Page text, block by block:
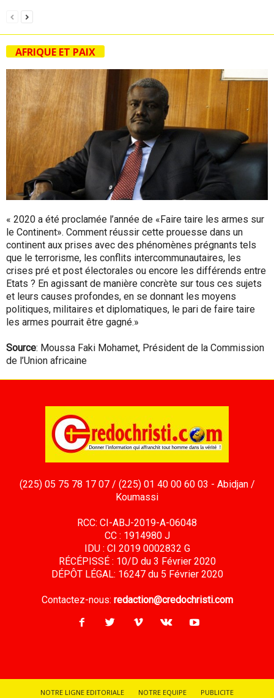
AFRIQUE ET PAIX
« 2020 a été proclamée l’année de «Faire taire les armes sur
le Continent». Comment réussir cette prouesse dans un
continent aux prises avec des phénomènes prégnants tels
que le terrorisme, les conflits intercommunautaires, les
crises pré et post électorales ou encore les différends entre
Etats ? En agissant de manière concrète sur tous ces sujets
et leurs causes profondes, en se donnant les moyens
politiques, militaires et diplomatiques, le pari de faire taire
les armes pourrait être gagné.»
Source: Moussa Faki Mohamet, Président de la Commission
de l’Union africaine
(225) 05 75 78 17 07 / (225) 01 40 00 60 03 - Abidjan /
Koumassi
RCC: CI-ABJ-2019-A-06048
CC : 1914980 J
IDU : CI 2019 0002832 G
RÉCÉPISSÉ : 10/D du 3 Février 2020
DÉPÔT LÉGAL: 16247 du 5 Février 2020
Contactez-nous: redaction@credochristi.com
NOTRE LIGNE EDITORIALE NOTRE EQUIPE PUBLICITE